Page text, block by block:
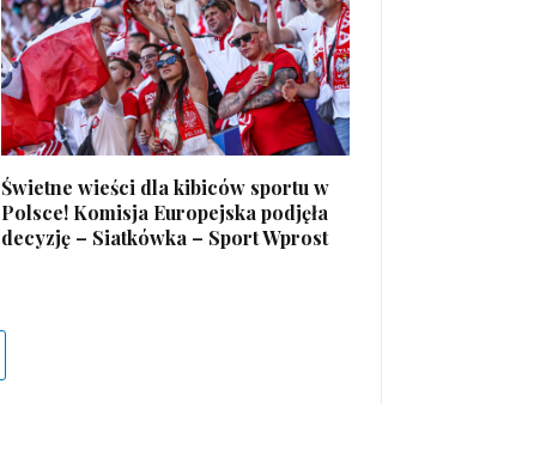
Świetne wieści dla kibiców sportu w
Polsce! Komisja Europejska podjęła
decyzję – Siatkówka – Sport Wprost